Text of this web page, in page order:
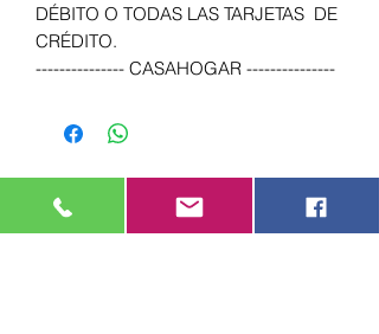
DÉBITO O TODAS LAS TARJETAS DE
CRÉDITO.
--------------- CASAHOGAR ---------------